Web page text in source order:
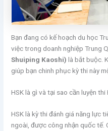
Bạn đang có kế hoạch du học
việc trong doanh nghiệp Trung
Shuiping Kaoshi) là bắt buộc.
giúp bạn chinh phục kỳ thi này
HSK là gì và tại sao cần luyện thi
HSK là kỳ thi đánh giá năng lực
ngoài, được công nhận quốc tế.